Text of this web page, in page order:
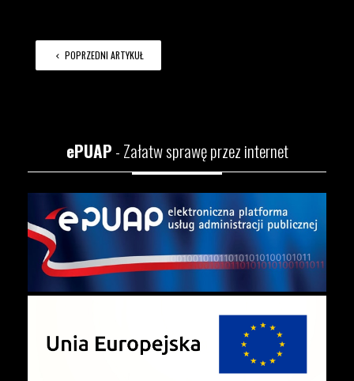
POPRZEDNI ARTYKUŁ
ePUAP- Załatw sprawę przez internet